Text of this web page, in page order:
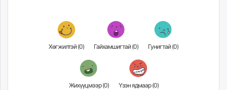
Хөгжилтэй (0) Гайхамшигтай (0) Гунигтай (0)
Жихүүцмээр (0) Үзэн ядмаар (0)